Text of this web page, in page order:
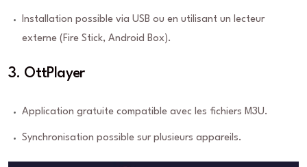
Installation possible via USB ou en utilisant un lecteur
externe (Fire Stick, Android Box).
3. OttPlayer
Application gratuite compatible avec les fichiers M3U.
Synchronisation possible sur plusieurs appareils.